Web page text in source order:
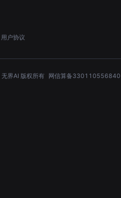
用户协议
无界AI 版权所有 网信算备